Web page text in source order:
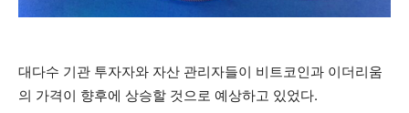
대다수 기관 투자자와 자산 관리자들이 비트코인과 이더리움
의 가격이 향후에 상승할 것으로 예상하고 있었다.